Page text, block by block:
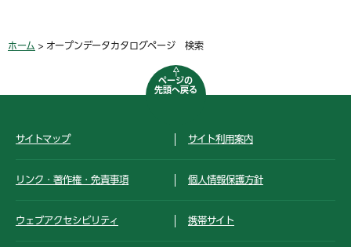
ホーム > オープンデータカタログページ 検索
ページの
先頭へ戻る
サイトマップ サイト利用案内
リンク・著作権・免責事項 個人情報保護方針
ウェブアクセシビリティ 携帯サイト